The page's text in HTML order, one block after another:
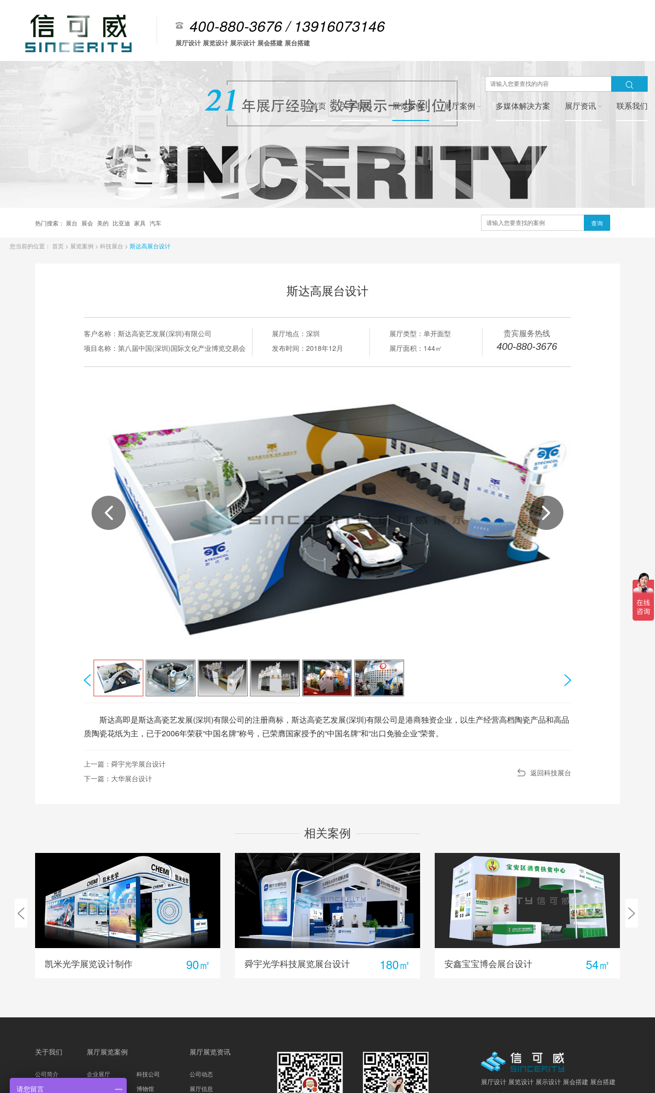
400-880-3676 / 13916073146
展厅设计 展览设计 展示设计 展会搭建 展台搭建
首页 关于我们 展览案例 展厅案例 多媒体解决方案 展厅资讯 联系我们
热门搜索： 展台 展会 美的 比亚迪 家具 汽车 查询
您当前的位置： 首页 > 展览案例 > 科技展台 > 斯达高展台设计
斯达高展台设计
客户名称： 斯达高瓷艺发展(深圳)有限公司
项目名称： 第八届中国(深圳)国际文化产业博览交易会
展厅地点： 深圳
发布时间： 2018年12月
展厅类型： 单开面型
展厅面积： 144㎡
贵宾服务热线
400-880-3676
斯达高即是斯达高瓷艺发展(深圳)有限公司的注册商标，斯达高瓷艺发展(深圳)有限公司是港商独资企业，以生产经营高档陶瓷产品和高品
质陶瓷花纸为主，已于2006年荣获“中国名牌”称号，已荣膺国家授予的“中国名牌”和“出口免验企业”荣誉。
上一篇： 舜宇光学展台设计
下一篇： 大华展台设计
返回科技展台
相关案例
90㎡
凯米光学展览设计制作 180㎡
舜宇光学科技展览展台设计 54㎡
安鑫宝宝博会展台设计
关于我们
公司简介
企业文化
展厅展览案例
企业展厅
科技公司
博物馆
展厅展览资讯
公司动态
展厅信息
展厅设计 展览设计 展示设计 展会搭建 展台搭建
请您留言